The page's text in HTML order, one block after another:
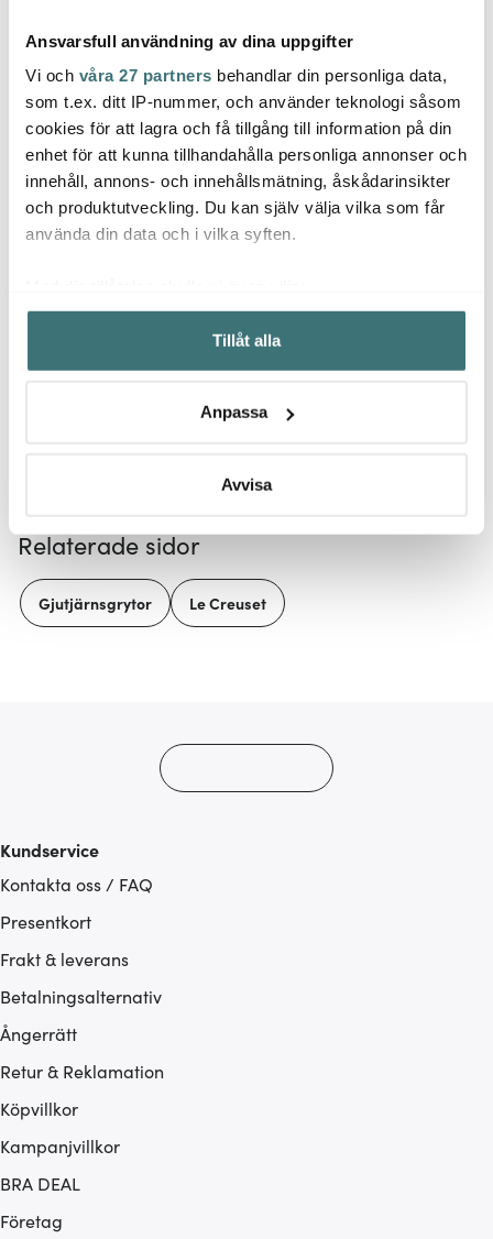
Ansvarsfull användning av dina uppgifter
Vi och våra 27 partners behandlar din personliga data,
som t.ex. ditt IP-nummer, och använder teknologi såsom
cookies för att lagra och få tillgång till information på din
enhet för att kunna tillhandahålla personliga annonser och
innehåll, annons- och innehållsmätning, åskådarinsikter
och produktutveckling. Du kan själv välja vilka som får
använda din data och i vilka syften.
Samla in information om din geografiska plats som
kan ha en noggrannhet på upp till flera meter
Identifiera din enhet genom att aktivt skanna den för
Ta reda på mer om hur dina personliga uppgifter
Du kan ändra eller dra tillbaka ditt samtycke när som
Vi använder cookies för att innehållet och annonserna
ska anpassas efter det som vi tror att du tycker om. Det
gör också att vi kan analysera vår trafik och göra
Tillåt alla
Anpassa
Avvisa
Aarke
Aarke Carbonator 3
Kolsyremaskin Svart
2200 kr
Le Creuset
Le Creuset Ugnsform 2-
pack 25 & 32 cm Cerise
1409 kr
Låt dig inspireras av våra kunder
Relaterade sidor
Gjutjärnsgrytor Le Creuset
Kundservice
Kontakta oss / FAQ
Presentkort
Frakt & leverans
Betalningsalternativ
Ångerrätt
Retur & Reklamation
Köpvillkor
Kampanjvillkor
BRA DEAL
Företag